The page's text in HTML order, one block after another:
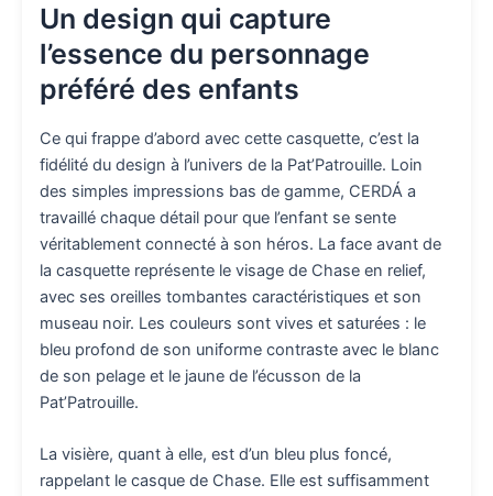
Un design qui capture
l’essence du personnage
préféré des enfants
Ce qui frappe d’abord avec cette casquette, c’est la
fidélité du design à l’univers de la Pat’Patrouille. Loin
des simples impressions bas de gamme, CERDÁ a
travaillé chaque détail pour que l’enfant se sente
véritablement connecté à son héros. La face avant de
la casquette représente le visage de Chase en relief,
avec ses oreilles tombantes caractéristiques et son
museau noir. Les couleurs sont vives et saturées : le
bleu profond de son uniforme contraste avec le blanc
de son pelage et le jaune de l’écusson de la
Pat’Patrouille.
La visière, quant à elle, est d’un bleu plus foncé,
rappelant le casque de Chase. Elle est suffisamment